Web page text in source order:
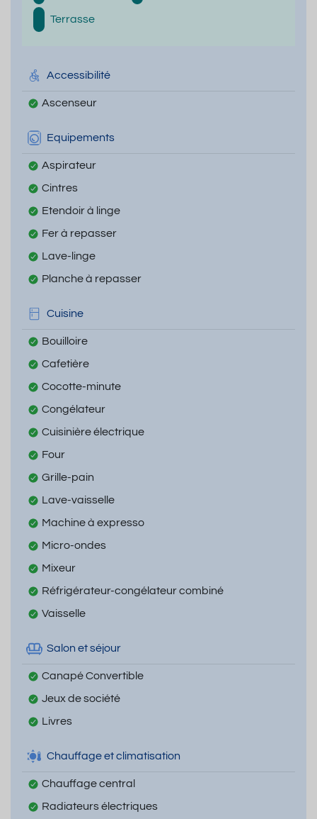
Terrasse
Accessibilité
Ascenseur
Equipements
Aspirateur
Cintres
Etendoir à linge
Fer à repasser
Lave-linge
Planche à repasser
Cuisine
Bouilloire
Cafetière
Cocotte-minute
Congélateur
Cuisinière électrique
Four
Grille-pain
Lave-vaisselle
Machine à expresso
Micro-ondes
Mixeur
Réfrigérateur-congélateur combiné
Vaisselle
Salon et séjour
Canapé Convertible
Jeux de société
Livres
Chauffage et climatisation
Chauffage central
Radiateurs électriques